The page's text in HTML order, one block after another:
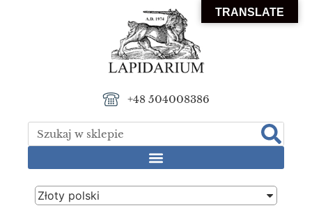
+48 504008386
Złoty polski
TRANSLATE